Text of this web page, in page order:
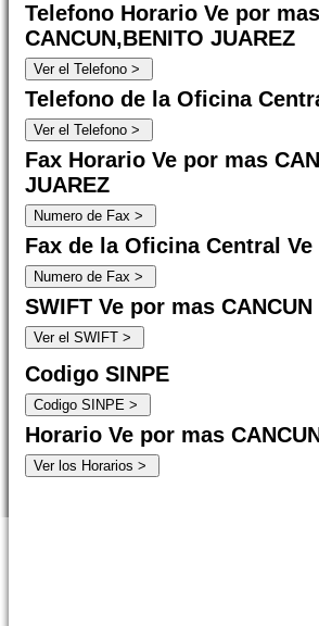
Telefono Horario Ve por mas
CANCUN,BENITO JUAREZ
Telefono de la Oficina
Fax Horario Ve por mas
JUAREZ
Fax de la Oficina Central
SWIFT Ve por mas CANCUN
Codigo SINPE
Horario Ve por mas